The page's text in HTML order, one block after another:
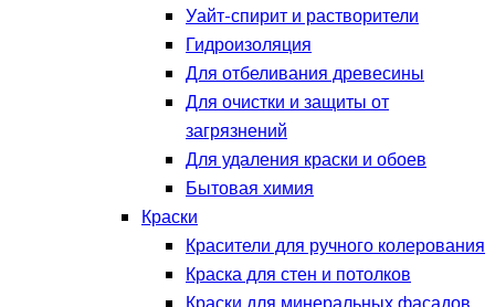
Уайт-спирит и растворители
Гидроизоляция
Для отбеливания древесины
Для очистки и защиты от
загрязнений
Для удаления краски и обоев
Бытовая химия
Краски
Красители для ручного колерования
Краска для стен и потолков